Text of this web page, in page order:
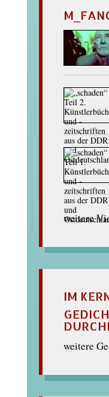
weitere
IM
weitere